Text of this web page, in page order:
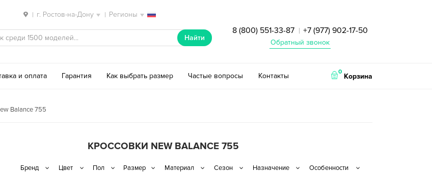
| г. Ростов-на-Дону | Регионы
Найти
8 (800) 551-33-87 | +7 (977) 902-17-50
Обратный звонок
и оплата Гарантия Как выбрать размер Частые вопросы Контакты 0
Корзина
Balance 755
КРОССОВКИ NEW BALANCE 755